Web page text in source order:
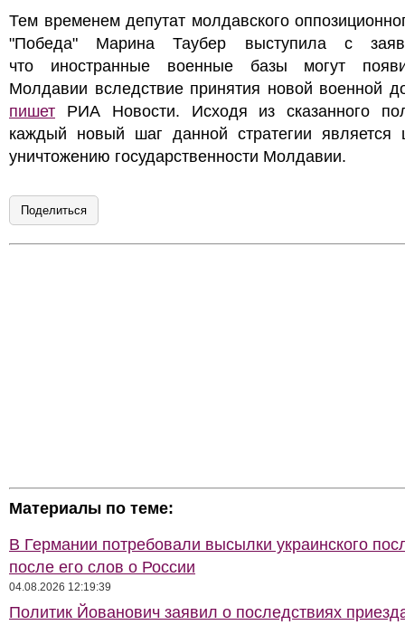
Тем временем депутат молдавского
"Победа" Марина Таубер выступила с
что иностранные военные базы могут
Молдавии вследствие принятия новой военной
пишет РИА Новости. Исходя из сказанного
каждый новый шаг данной стратегии является
уничтожению государственности Молдавии.
Поделиться
Материалы по теме:
В Германии потребовали высылки украинского
после его слов о России
04.08.2026 12:19:39
Политик Йованович заявил о последствиях